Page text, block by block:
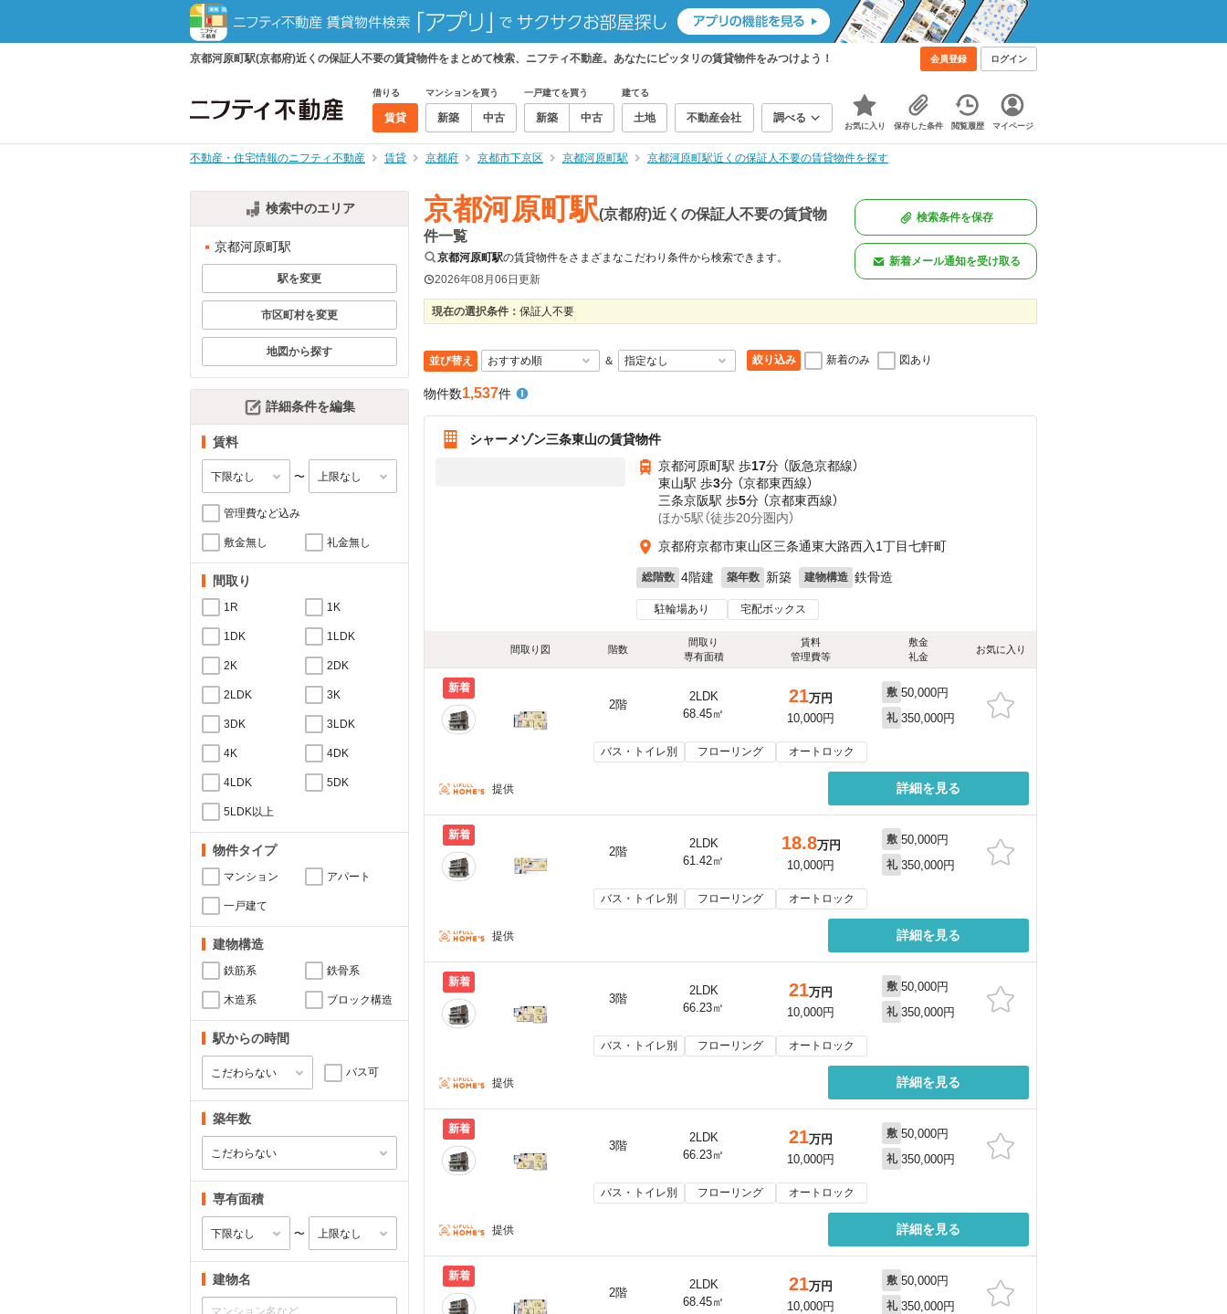
京都河原町駅(京都府)近くの保証人不要の賃貸物件をまとめて検索、ニフティ不動産。あなたにピッタリの賃貸物件をみつけよう！ 会員登録 ログイン
借りる
賃貸
マンションを買う
新築 中古
一戸建てを買う
新築 中古
建てる
土地 不動産会社 調べる
お気に入り 保存した条件 閲覧履歴 マイページ
不動産・住宅情報のニフティ不動産 賃貸 京都府 京都市下京区 京都河原町駅 京都河原町駅近くの保証人不要の賃貸物件を探す
検索中のエリア
京都河原町駅
駅を変更
市区町村を変更
地図から探す
詳細条件を編集
賃料
〜
管理費など込み
敷金無し 礼金無し
間取り
1R 1K
1DK 1LDK
2K 2DK
2LDK 3K
3DK 3LDK
4K 4DK
4LDK 5DK
5LDK以上
物件タイプ
マンション アパート
一戸建て
建物構造
鉄筋系 鉄骨系
木造系 ブロック構造
駅からの時間
バス可
築年数
専有面積
〜
建物名
京都河原町駅(京都府)近くの保証人不要の賃貸物
件一覧
京都河原町駅の賃貸物件をさまざまなこだわり条件から検索できます。
2026年08月06日更新
検索条件を保存
新着メール通知を受け取る
現在の選択条件： 保証人不要
並び替え ＆ 絞り込み 新着のみ 図あり
物件数1,537件
シャーメゾン三条東山の賃貸物件
京都河原町駅 歩17分 （阪急京都線）
東山駅 歩3分 （京都東西線）
三条京阪駅 歩5分 （京都東西線）
ほか5駅（徒歩20分圏内）
京都府京都市東山区三条通東大路西入1丁目七軒町
総階数 4階建 築年数 新築 建物構造 鉄骨造
駐輪場あり 宅配ボックス
間取り図 階数
間取り
専有面積
賃料
管理費等
敷金
礼金
お気に入り
新着
2階
2LDK
68.45㎡
21万円
10,000円
敷 50,000円
礼 350,000円
バス・トイレ別 フローリング オートロック
提供 詳細を見る
新着
2階
2LDK
61.42㎡
18.8万円
10,000円
敷 50,000円
礼 350,000円
バス・トイレ別 フローリング オートロック
提供 詳細を見る
新着
3階
2LDK
66.23㎡
21万円
10,000円
敷 50,000円
礼 350,000円
バス・トイレ別 フローリング オートロック
提供 詳細を見る
新着
3階
2LDK
66.23㎡
21万円
10,000円
敷 50,000円
礼 350,000円
バス・トイレ別 フローリング オートロック
提供 詳細を見る
新着
2階
2LDK
68.45㎡
21万円
10,000円
敷 50,000円
礼 350,000円